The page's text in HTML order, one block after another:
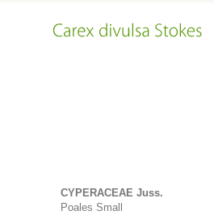
CYPERACEAE Juss.
Poales Small